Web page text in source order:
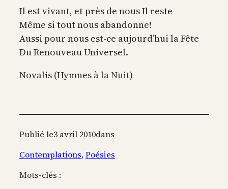
Il est vivant, et près de nous Il reste
Même si tout nous abandonne!
Aussi pour nous est-ce aujourd’hui la Fête
Du Renouveau Universel.
Novalis (Hymnes à la Nuit)
Publié le3 avril 2010dans
Contemplations, Poésies
Mots-clés :